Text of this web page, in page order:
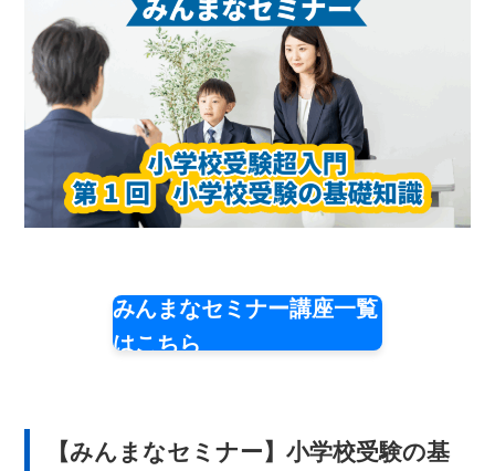
みんまなセミナー講座一覧
はこちら
【みんまなセミナー】小学校受験の基